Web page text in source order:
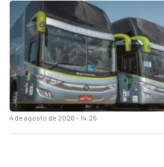
4 de agosto de 2026 - 14:25